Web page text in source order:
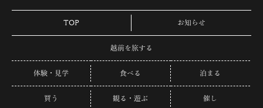
TOP お知らせ
越前を旅する
体験・見学 食べる 泊まる
買う 観る・遊ぶ 催し